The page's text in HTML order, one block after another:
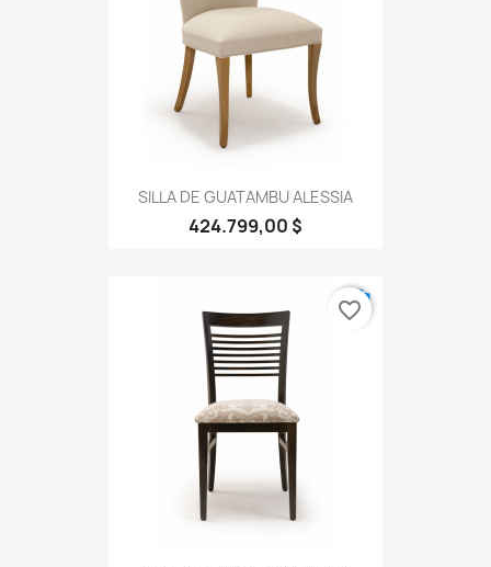
SILLA DE GUATAMBU ALESSIA
424.799,00 $
favorite_border